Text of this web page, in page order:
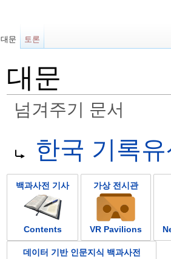
대문
넘겨주기 문서
한국 기록
백과사전 기사
Contents
가상 전시관
VR Pavilions
데이터 기반 인문지식 백과사전
대문 토론